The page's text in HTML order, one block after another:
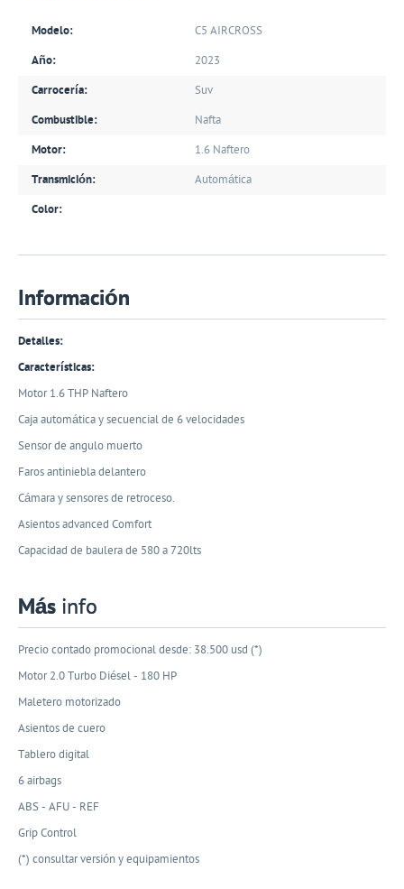
Modelo: C5 AIRCROSS
Año: 2023
Carrocería: Suv
Combustible: Nafta
Motor: 1.6 Naftero
Transmición: Automática
Color:
Información
Detalles:
Características:
Motor 1.6 THP Naftero
Caja automática y secuencial de 6 velocidades
Sensor de angulo muerto
Faros antiniebla delantero
Cámara y sensores de retroceso.
Asientos advanced Comfort
Capacidad de baulera de 580 a 720lts
Más info
Precio contado promocional desde: 38.500 usd (*)
Motor 2.0 Turbo Diésel - 180 HP
Maletero motorizado
Asientos de cuero
Tablero digital
6 airbags
ABS - AFU - REF
Grip Control
(*) consultar versión y equipamientos